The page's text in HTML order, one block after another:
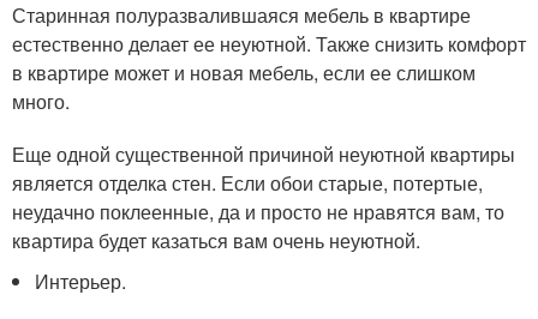
Старинная полуразвалившаяся мебель в квартире
естественно делает ее неуютной. Также снизить комфорт
в квартире может и новая мебель, если ее слишком
много.
Еще одной существенной причиной неуютной квартиры
является отделка стен. Если обои старые, потертые,
неудачно поклеенные, да и просто не нравятся вам, то
квартира будет казаться вам очень неуютной.
Интерьер.